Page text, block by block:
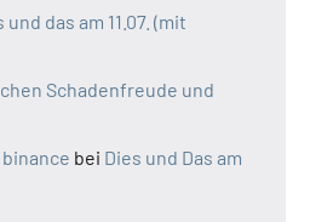
und das am 11.07. (mit
Schadenfreude und
bei Dies und Das am